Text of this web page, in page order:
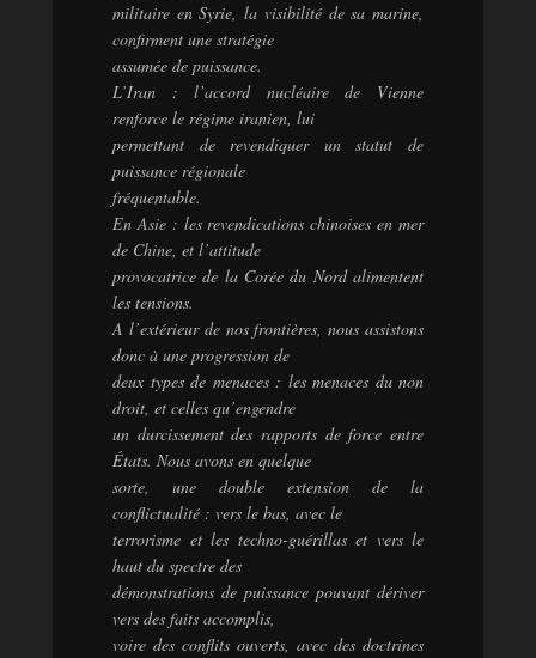
militaire en Syrie, la visibilité de sa marine,
confirment une stratégie
assumée de puissance.
L’Iran : l’accord nucléaire de Vienne
renforce le régime iranien, lui
permettant de revendiquer un statut de
puissance régionale
fréquentable.
En Asie : les revendications chinoises en mer
de Chine, et l’attitude
provocatrice de la Corée du Nord alimentent
les tensions.
A l’extérieur de nos frontières, nous assistons
donc à une progression de
deux types de menaces : les menaces du non
droit, et celles qu’engendre
un durcissement des rapports de force entre
États. Nous avons en quelque
sorte, une double extension de la
conflictualité : vers le bas, avec le
terrorisme et les techno-guérillas et vers le
haut du spectre des
démonstrations de puissance pouvant dériver
vers des faits accomplis,
voire des conflits ouverts, avec des doctrines